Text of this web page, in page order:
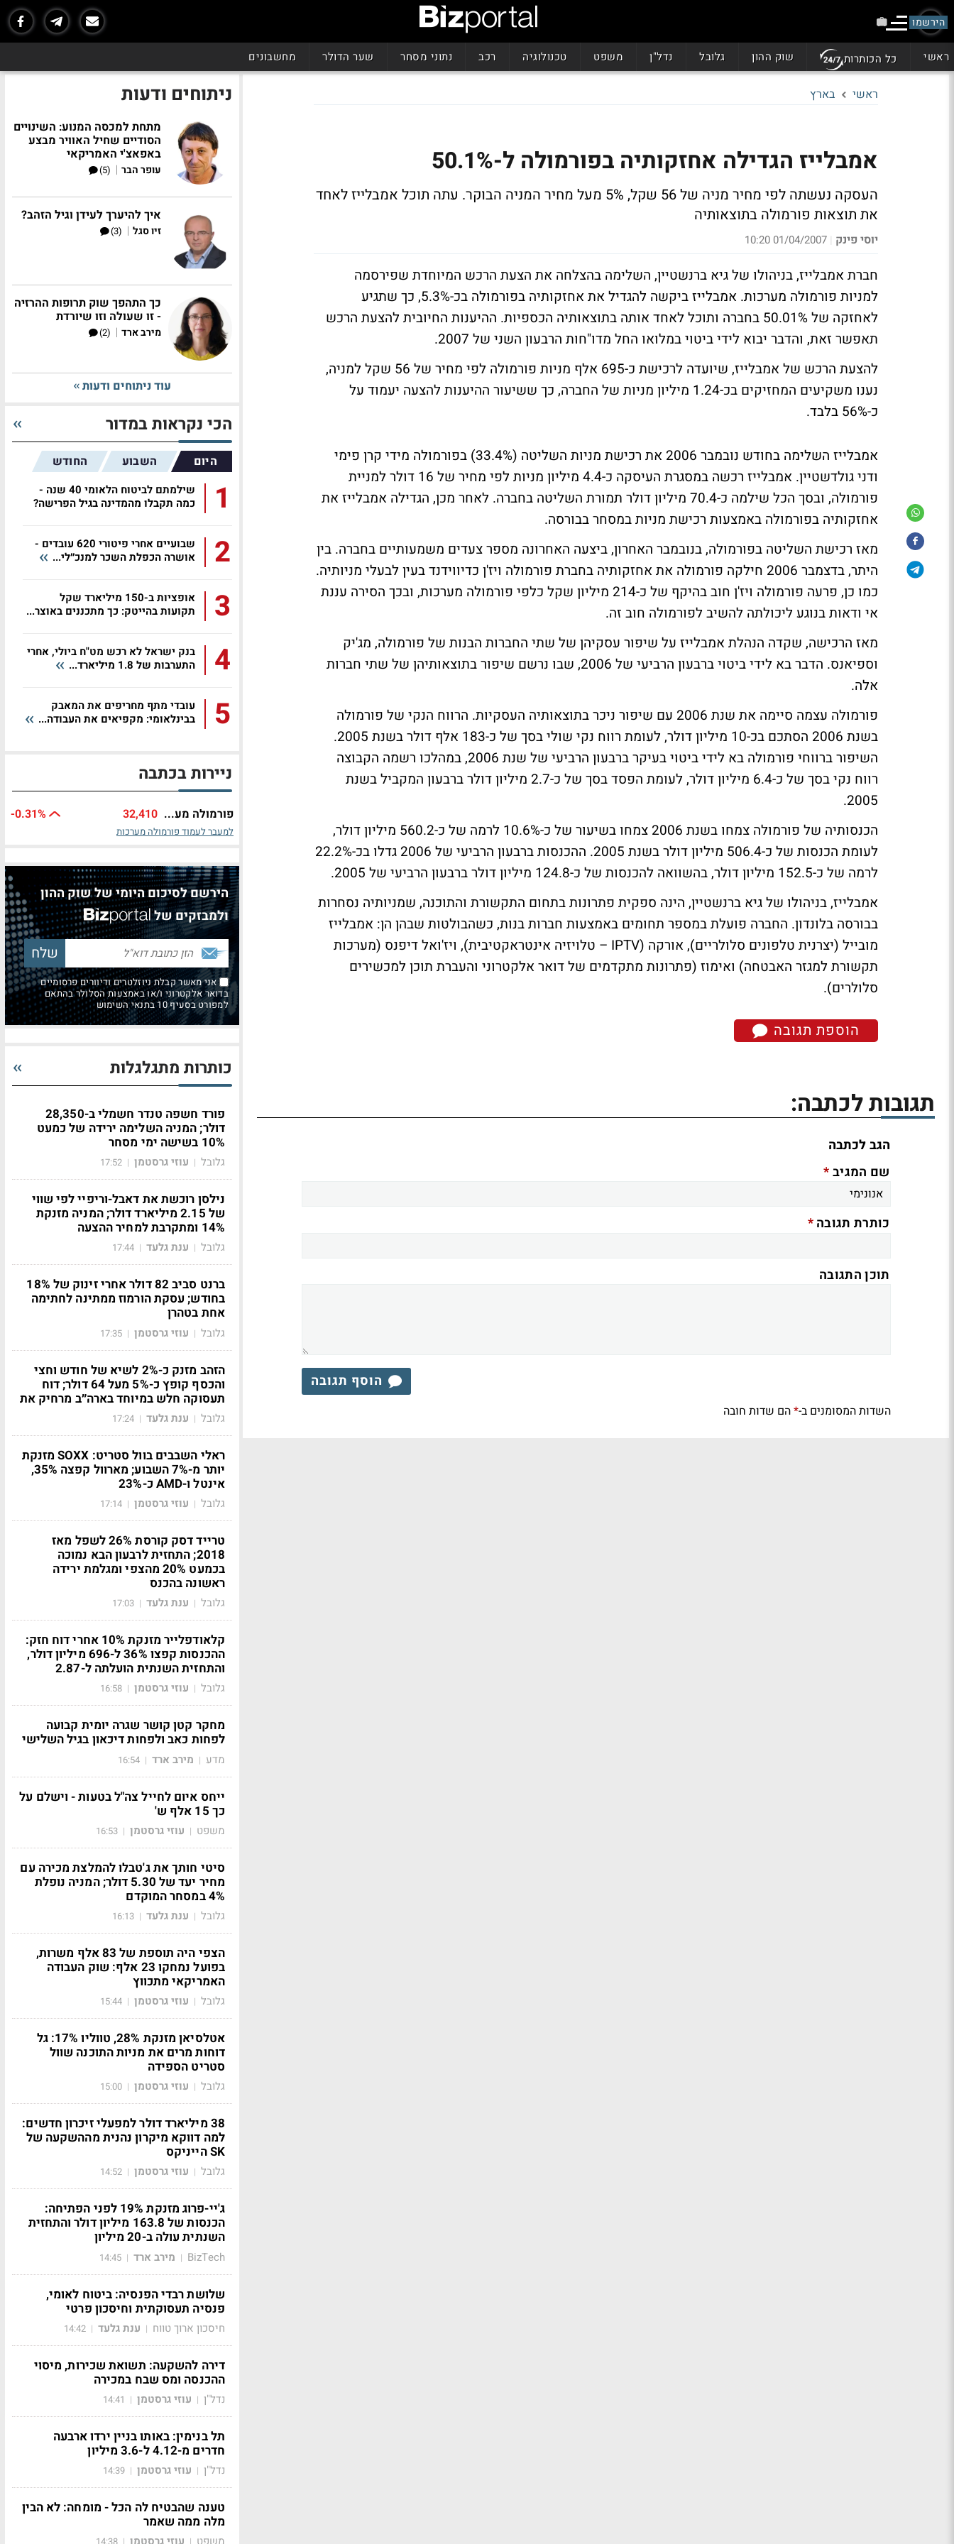
הירשמו
ראשי כל הכותרות שוק ההון גלובל נדל"ן משפט טכנולוגיה רכב נתוני מסחר שער הדולר מחשבונים
ראשי בארץ
אמבלייז הגדילה אחזקותיה בפורמולה ל-50.1%
העסקה נעשתה לפי מחיר מניה של 56 שקל, 5% מעל מחיר המניה הבוקר. עתה תוכל אמבלייז לאחד
את תוצאות פורמולה בתוצאותיה
יוסי פינק |
01/04/2007 10:20
חברת אמבלייז, בניהולו של גיא ברנשטיין, השלימה בהצלחה את הצעת הרכש המיוחדת שפירסמה
למניות פורמולה מערכות. אמבלייז ביקשה להגדיל את אחזקותיה בפורמולה בכ-5.3%, כך שתגיע
לאחזקה של 50.01% בחברה ותוכל לאחד אותה בתוצאותיה הכספיות. ההיענות החיובית להצעת הרכש
תאפשר זאת, והדבר יבוא לידי ביטוי במלואו החל מדו"חות הרבעון השני של 2007.
להצעת הרכש של אמבלייז, שיועדה לרכישת כ-695 אלף מניות פורמולה לפי מחיר של 56 שקל למניה,
נענו משקיעים המחזיקים בכ-1.24 מיליון מניות של החברה, כך ששיעור ההיענות להצעה יעמוד על
כ-56% בלבד.
אמבלייז השלימה בחודש נובמבר 2006 את רכישת מניות השליטה (33.4%) בפורמולה מידי קרן פימי
ודני גולדשטיין. אמבלייז רכשה במסגרת העיסקה כ-4.4 מיליון מניות לפי מחיר של 16 דולר למניית
פורמולה, ובסך הכל שילמה כ-70.4 מיליון דולר תמורת השליטה בחברה. לאחר מכן, הגדילה אמבלייז את
אחזקותיה בפורמולה באמצעות רכישת מניות במסחר בבורסה.
מאז רכישת השליטה בפורמולה, בנובמבר האחרון, ביצעה האחרונה מספר צעדים משמעותיים בחברה. בין
היתר, בדצמבר 2006 חילקה פורמולה את אחזקותיה בחברת פורמולה ויז'ן כדיווידנד בעין לבעלי מניותיה.
כמו כן, פרעה פורמולה ויז'ן חוב בהיקף של כ-214 מיליון שקל כלפי פורמולה מערכות, ובכך הסירה עננת
אי ודאות בנוגע ליכולתה להשיב לפורמולה חוב זה.
מאז הרכישה, שקדה הנהלת אמבלייז על שיפור עסקיהן של שתי החברות הבנות של פורמולה, מג'יק
וספיאנס. הדבר בא לידי ביטוי ברבעון הרביעי של 2006, שבו נרשם שיפור בתוצאותיהן של שתי חברות
אלה.
פורמולה עצמה סיימה את שנת 2006 עם שיפור ניכר בתוצאותיה העסקיות. הרווח הנקי של פורמולה
בשנת 2006 הסתכם בכ-10 מיליון דולר, לעומת רווח נקי שולי בסך של כ-183 אלף דולר בשנת 2005.
השיפור ברווחי פורמולה בא לידי ביטוי בעיקר ברבעון הרביעי של שנת 2006, במהלכו רשמה הקבוצה
רווח נקי בסך של כ-6.4 מיליון דולר, לעומת הפסד בסך של כ-2.7 מיליון דולר ברבעון המקביל בשנת
2005.
הכנסותיה של פורמולה צמחו בשנת 2006 צמחו בשיעור של כ-10.6% לרמה של כ-560.2 מיליון דולר,
לעומת הכנסות של כ-506.4 מיליון דולר בשנת 2005. ההכנסות ברבעון הרביעי של 2006 גדלו בכ-22.2%
לרמה של כ-152.5 מיליון דולר, בהשוואה להכנסות של כ-124.8 מיליון דולר ברבעון הרביעי של 2005.
אמבלייז, בניהולו של גיא ברנשטיין, הינה ספקית פתרונות בתחום התקשורת והתוכנה, שמניותיה נסחרות
בבורסה בלונדון. החברה פועלת במספר תחומים באמצעות חברות בנות, כשהבולטות שבהן הן: אמבלייז
מובייל (יצרנית טלפונים סלולריים), אורקה (IPTV – טלויזיה אינטראקטיבית), ויז'ואל דיפנס (מערכות
תקשורת למגזר האבטחה) ואימוז (פתרונות מתקדמים של דואר אלקטרוני והעברת תוכן למכשירים
סלולרים).
הוספת תגובה
תגובות לכתבה:
הגב לכתבה
שם המגיב*
כותרת תגובה*
תוכן התגובה
הוסף תגובה
השדות המסומנים ב-*הם שדות חובה
ניתוחים ודעות
מתחת למכסה המנוע: השינויים
הסודיים שחיל האוויר מבצע
באפאצ'י האמריקאי
עופר הבר |
(5)
איך להיערך לעידן וגיל הזהב?
זיו סגל |
(3)
כך התהפך שוק תרופות ההרזיה
- זו שעולה וזו שיורדת
מירב ארד |
(2)
עוד ניתוחים ודעות
הכי נקראות במדור
היום השבוע החודש
1
שילמתם לביטוח הלאומי 40 שנה -
כמה תקבלו מהמדינה בגיל הפרישה?
2
שבועיים אחרי פיטורי 620 עובדים -
אושרה הכפלת השכר למנכ״לי...
3
אופציות ב-150 מיליארד שקל
תקועות בהייטק: כך מתכננים באוצר...
4
בנק ישראל לא רכש מט"ח ביולי, אחרי
התערבות של 1.8 מיליארד...
5
עובדי מתף מחריפים את המאבק
בבינלאומי: מקפיאים את העבודה...
ניירות בכתבה
פורמולה מע... 32,410
-0.31%
למעבר לעמוד פורמולה מערכות
הירשם לסיכום היומי של שוק ההון
ולמבזקים של
אני מאשר קבלת ניוזלטרים ודיוורים פרסומיים
בדואר אלקטרוני ו/או באמצעות הסלולר בהתאם
למפורט בסעיף 10 בתנאי השימוש
כותרות מתגלגלות
פורד חשפה טנדר חשמלי ב-28,350
דולר; המניה השלימה ירידה של כמעט
10% בשישה ימי מסחר
גלובל | עוזי גרסטמן |
17:52
נילסן רוכשת את דאבל-וריפיי לפי שווי
של 2.15 מיליארד דולר; המניה מזנקת
14% ומתקרבת למחיר ההצעה
גלובל | ענת גלעד |
17:44
ברנט סביב 82 דולר אחרי זינוק של 18%
בחודש; עסקת הורמוז ממתינה לחתימה
אחת בטהרן
גלובל | עוזי גרסטמן |
17:35
הזהב מזנק כ-2% לשיא של חודש וחצי
והכסף קופץ כ-5% מעל 64 דולר; דוח
תעסוקה חלש במיוחד בארה״ב מרחיק את
גלובל | ענת גלעד |
17:24
ראלי השבבים בוול סטריט: SOXX מזנקת
יותר מ-7% השבוע; מארוול קפצה 35%,
אינטל ו-AMD כ-23%
גלובל | עוזי גרסטמן |
17:14
טרייד דסק קורסת 26% לשפל מאז
2018; התחזית לרבעון הבא נמוכה
בכמעט 20% מהצפי ומגלמת ירידה
ראשונה בהכנס
גלובל | ענת גלעד |
17:03
קלאודפלייר מזנקת 10% אחרי דוח חזק:
ההכנסות קפצו 36% ל-696 מיליון דולר,
והתחזית השנתית הועלתה ל-2.87
גלובל | עוזי גרסטמן |
16:58
מחקר קטן קושר שגרה יומית קבועה
לפחות כאב ולפחות דיכאון בגיל השלישי
מדע | מירב ארד |
16:54
ייחס איום לחייל צה"ל בטעות - וישלם על
כך 15 אלף ש'
משפט | עוזי גרסטמן |
16:53
סיטי חותך את ג'טבלו להמלצת מכירה עם
מחיר יעד של 5.30 דולר; המניה נופלת
4% במסחר המוקדם
גלובל | ענת גלעד |
16:13
הצפי היה תוספת של 83 אלף משרות,
בפועל נמחקו 23 אלף: שוק העבודה
האמריקאי מתכווץ
גלובל | עוזי גרסטמן |
15:44
אטלסיאן מזנקת 28%, טווליו 17%: גל
דוחות מרים את מניות התוכנה שוול
סטריט הספידה
גלובל | עוזי גרסטמן |
15:00
38 מיליארד דולר למפעלי זיכרון חדשים:
למה דווקא מיקרון נהנית מההשקעה של
SK הייניקס
גלובל | עוזי גרסטמן |
14:52
ג'יי-פרוג מזנקת 19% לפני הפתיחה:
הכנסות של 163.8 מיליון דולר והתחזית
השנתית עולה ב-20 מיליון
BizTech
| מירב ארד |
14:45
שלושת רבדי הפנסיה: ביטוח לאומי,
פנסיה תעסוקתית וחיסכון פרטי
חיסכון ארוך טווח | ענת גלעד |
14:42
דירה להשקעה: תשואת שכירות, מיסוי
ההכנסה ומס שבח במכירה
נדל"ן | עוזי גרסטמן |
14:41
תל בנימין: באותו בניין ירדו ארבעה
חדרים מ-4.12 ל-3.6 מיליון
נדל"ן | עוזי גרסטמן |
14:39
טענה שהבטיח לה הכל - מומחה: לא הבין
מלה ממה שאמר